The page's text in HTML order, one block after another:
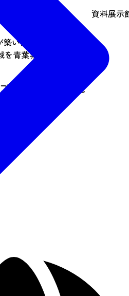
資料展示
いた名城仙台城。
青葉城資料展示館で
ラリー 利用対象施